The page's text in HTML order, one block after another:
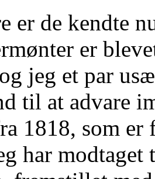
er de kendte
er
jeg et par
til at advare
1818, som
har